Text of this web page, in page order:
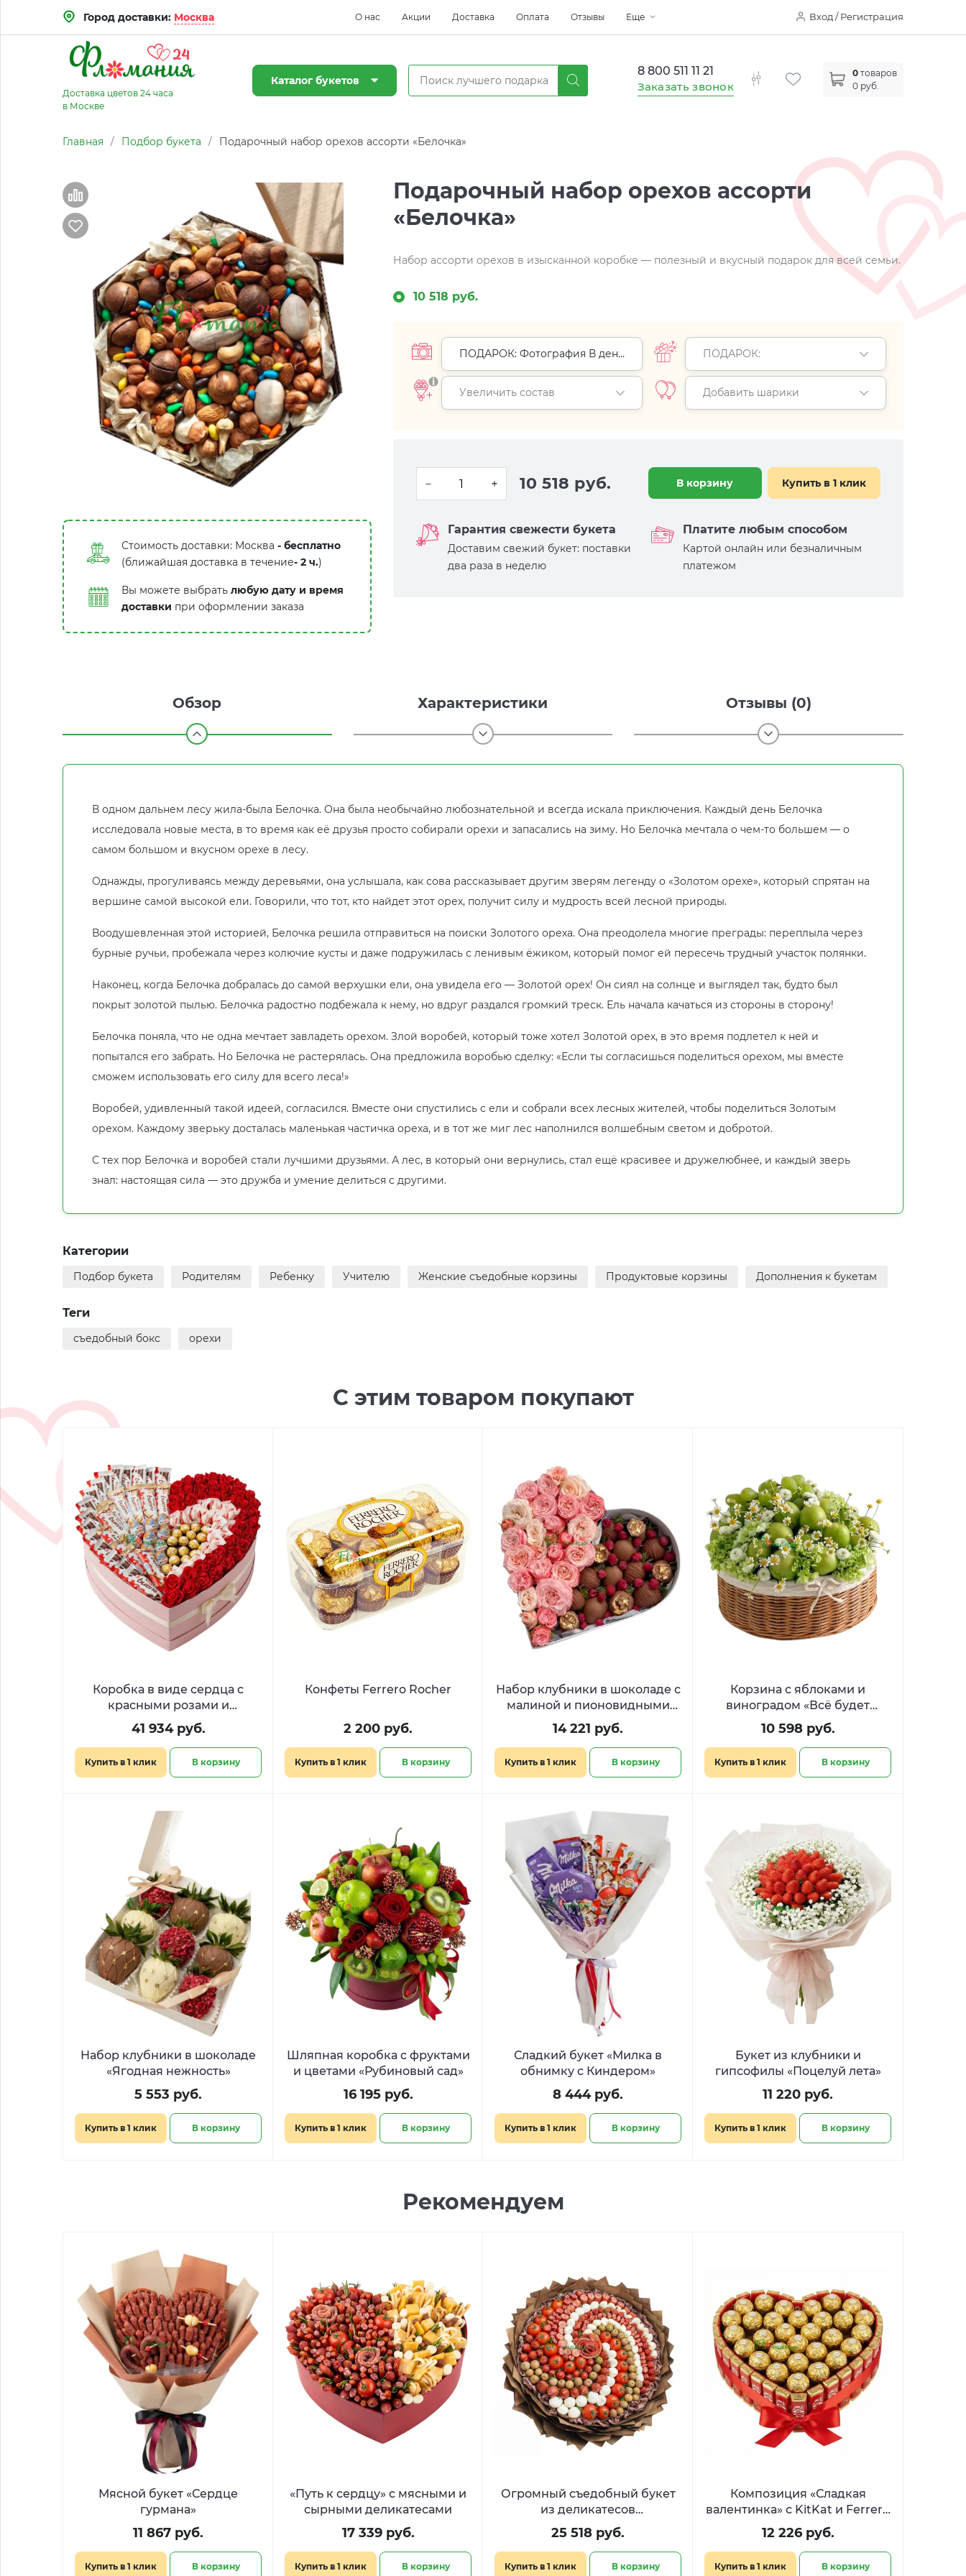
Вход / Регистрация
Город доставки: Москва О нас Акции Доставка Оплата Отзывы Еще
0 товаров
0 руб.
8 800 511 11 21
Заказать звонок
Доставка цветов 24 часа
в Москве
Каталог букетов
Главная / Подбор букета / Подарочный набор орехов ассорти «Белочка»
Стоимость доставки: Москва - бесплатно
(ближайшая доставка в течение- 2 ч.)
Вы можете выбрать любую дату и время
доставки при оформлении заказа
Подарочный набор орехов ассорти
«Белочка»
Набор ассорти орехов в изысканной коробке — полезный и вкусный подарок для всей семьи.
10 518 руб.
ПОДАРОК: Фотография В день
доставки (+0 руб.)
ПОДАРОК:
Увеличить состав Добавить шарики
10 518 руб. В корзину Купить в 1 клик
Гарантия свежести букета
Доставим свежий букет: поставки
два раза в неделю
Платите любым способом
Картой онлайн или безналичным
платежом
Обзор Характеристики Отзывы (0)
В одном дальнем лесу жила-была Белочка. Она была необычайно любознательной и всегда искала приключения. Каждый день Белочка
исследовала новые места, в то время как её друзья просто собирали орехи и запасались на зиму. Но Белочка мечтала о чем-то большем — о
самом большом и вкусном орехе в лесу.
Однажды, прогуливаясь между деревьями, она услышала, как сова рассказывает другим зверям легенду о «Золотом орехе», который спрятан на
вершине самой высокой ели. Говорили, что тот, кто найдет этот орех, получит силу и мудрость всей лесной природы.
Воодушевленная этой историей, Белочка решила отправиться на поиски Золотого ореха. Она преодолела многие преграды: переплыла через
бурные ручьи, пробежала через колючие кусты и даже подружилась с ленивым ёжиком, который помог ей пересечь трудный участок полянки.
Наконец, когда Белочка добралась до самой верхушки ели, она увидела его — Золотой орех! Он сиял на солнце и выглядел так, будто был
покрыт золотой пылью. Белочка радостно подбежала к нему, но вдруг раздался громкий треск. Ель начала качаться из стороны в сторону!
Белочка поняла, что не одна мечтает завладеть орехом. Злой воробей, который тоже хотел Золотой орех, в это время подлетел к ней и
попытался его забрать. Но Белочка не растерялась. Она предложила воробью сделку: «Если ты согласишься поделиться орехом, мы вместе
сможем использовать его силу для всего леса!»
Воробей, удивленный такой идеей, согласился. Вместе они спустились с ели и собрали всех лесных жителей, чтобы поделиться Золотым
орехом. Каждому зверьку досталась маленькая частичка ореха, и в тот же миг лес наполнился волшебным светом и добротой.
С тех пор Белочка и воробей стали лучшими друзьями. А лес, в который они вернулись, стал ещё красивее и дружелюбнее, и каждый зверь
знал: настоящая сила — это дружба и умение делиться с другими.
Категории
Подбор букета Родителям Ребенку Учителю Женские съедобные корзины Продуктовые корзины Дополнения к букетам
Теги
съедобный бокс орехи
С этим товаром покупают
Коробка в виде сердца с
красными розами и
сладостями «Дыхание любви»
41 934 руб.
Купить в 1 клик В корзину
Конфеты Ferrero Rocher
2 200 руб.
Купить в 1 клик В корзину
Набор клубники в шоколаде с
малиной и пионовидными
розами «Десерт для королевы​
»
14 221 руб.
Купить в 1 клик В корзину
Корзина с яблоками и
виноградом «Всё будет
сочно»
10 598 руб.
Купить в 1 клик В корзину
Набор клубники в шоколаде
«Ягодная нежность»
5 553 руб.
Купить в 1 клик В корзину
Шляпная коробка с фруктами
и цветами «Рубиновый сад»
16 195 руб.
Купить в 1 клик В корзину
Сладкий букет «Милка в
обнимку с Киндером»
8 444 руб.
Купить в 1 клик В корзину
Букет из клубники и
гипсофилы «Поцелуй лета»
11 220 руб.
Купить в 1 клик В корзину
Рекомендуем
Мясной букет «Сердце
гурмана»
11 867 руб.
Купить в 1 клик В корзину
«Путь к сердцу» с мясными и
сырными деликатесами
17 339 руб.
Купить в 1 клик В корзину
Огромный съедобный букет
из деликатесов
«Средиземноморье»
25 518 руб.
Купить в 1 клик В корзину
Композиция «Сладкая
валентинка» с KitKat и Ferrero
в форме сердца
12 226 руб.
Купить в 1 клик В корзину